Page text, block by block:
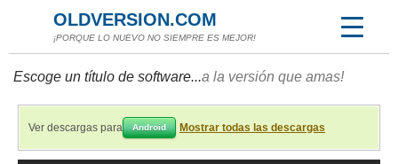
OLDVERSION.COM
¡PORQUE LO NUEVO NO SIEMPRE ES MEJOR!
Escoge un título de software...a la versión que amas!
Ver descargas para Android Mostrar todas las descargas